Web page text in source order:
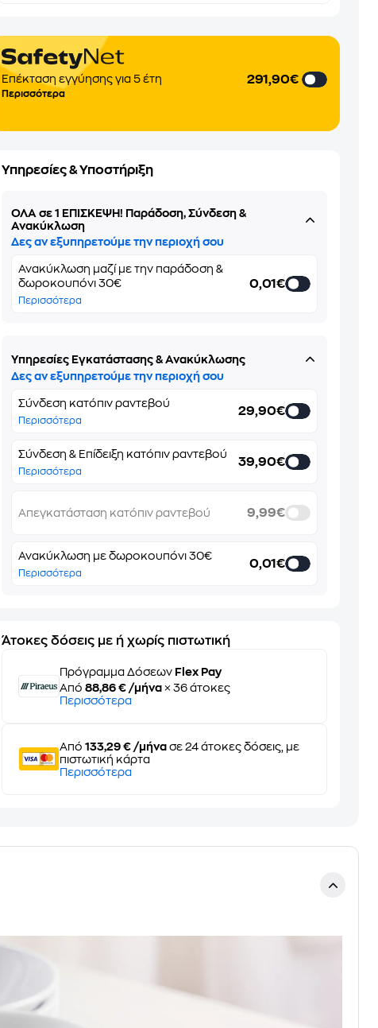
Επέκταση εγγύησης για 5 έτη
Περισσότερα
291,90€
Υπηρεσίες & Υποστήριξη
ΌΛΑ σε 1 ΕΠΙΣΚΕΨΗ! Παράδοση, Σύνδεση &
Ανακύκλωση
Δες αν εξυπηρετούμε την περιοχή σου
Ανακύκλωση μαζί με την παράδοση &
δωροκουπόνι 30€
Περισσότερα
0,01€
Υπηρεσίες Εγκατάστασης & Ανακύκλωσης
Δες αν εξυπηρετούμε την περιοχή σου
Σύνδεση κατόπιν ραντεβού
Περισσότερα
29,90€
Σύνδεση & Επίδειξη κατόπιν ραντεβού
Περισσότερα
39,90€
Απεγκατάσταση κατόπιν ραντεβού 9,99€
Ανακύκλωση με δωροκουπόνι 30€
Περισσότερα
0,01€
Άτοκες δόσεις με ή χωρίς πιστωτική
Πρόγραμμα Δόσεων Flex Pay
Από88,86 € /μήνα × 36 άτοκες
Περισσότερα
Από133,29 € /μήνα σε 24 άτοκες δόσεις, με
πιστωτική κάρτα
Περισσότερα